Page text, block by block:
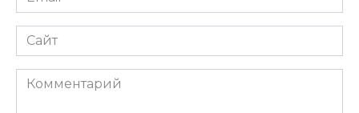
Сайт
Комментарий